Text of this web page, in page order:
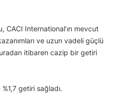
CACI International’ın mevcut
ve uzun vadeli güçlü
itibaren cazip bir getiri
getiri sağladı.